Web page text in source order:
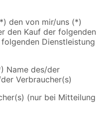
den von mir/uns (*)
den Kauf der folgenden
Dienstleistung
Name des/der
Verbraucher(s)
(nur bei Mitteilung